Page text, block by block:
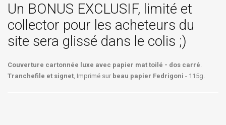
Un BONUS EXCLUSIF, limité et
collector pour les acheteurs du
site sera glissé dans le colis ;)
Couverture cartonnée luxe avec papier mat toilé - dos carré.
Tranchefile et signet, Imprimé sur beau papier Fedrigoni - 115g.